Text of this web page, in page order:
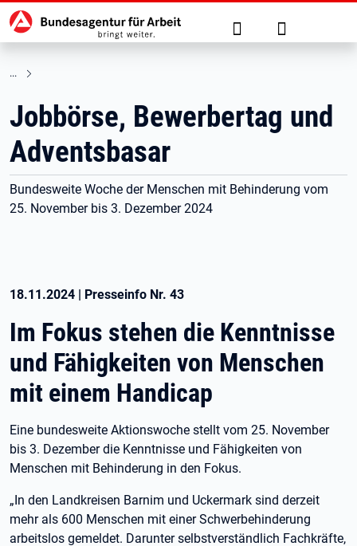
zu den Hauptinhalten springen
Hauptnavigation Suche Anmelden
Jobbörse, Bewerbertag und
Adventsbasar
Bundesweite Woche der Menschen mit Behinderung vom
25. November bis 3. Dezember 2024
18.11.2024 | Presseinfo Nr. 43
Im Fokus stehen die Kenntnisse
und Fähigkeiten von Menschen
mit einem Handicap
Eine bundesweite Aktionswoche stellt vom 25. November
bis 3. Dezember die Kenntnisse und Fähigkeiten von
Menschen mit Behinderung in den Fokus.
„In den Landkreisen Barnim und Uckermark sind derzeit
mehr als 600 Menschen mit einer Schwerbehinderung
arbeitslos gemeldet. Darunter selbstverständlich Fachkräfte,